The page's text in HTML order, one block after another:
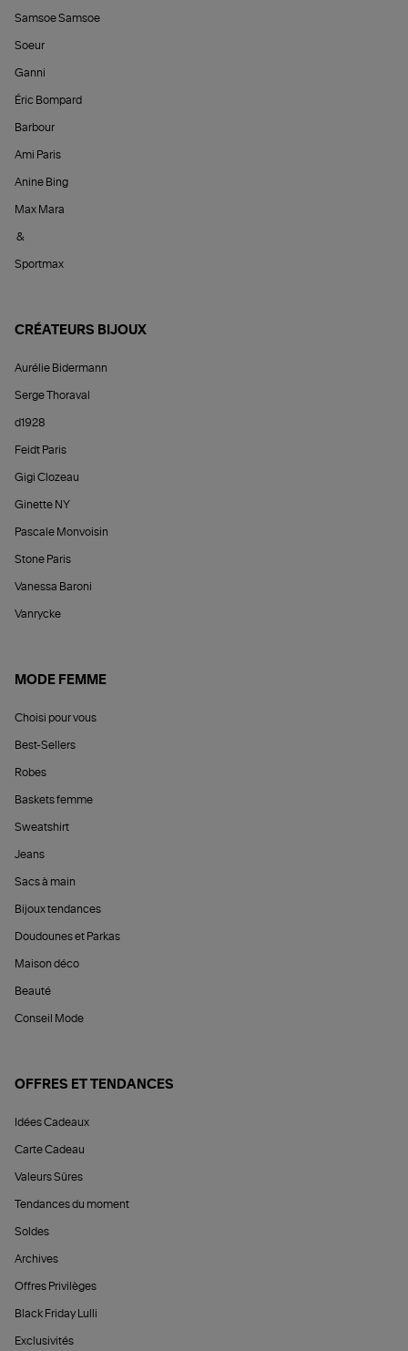
Samsoe Samsoe
Soeur
Ganni
Éric Bompard
Barbour
Ami Paris
Anine Bing
Max Mara
&
Sportmax
CRÉATEURS BIJOUX
Aurélie Bidermann
Serge Thoraval
d1928
Feidt Paris
Gigi Clozeau
Ginette NY
Pascale Monvoisin
Stone Paris
Vanessa Baroni
Vanrycke
MODE FEMME
Choisi pour vous
Best-Sellers
Robes
Baskets femme
Sweatshirt
Jeans
Sacs à main
Bijoux tendances
Doudounes et Parkas
Maison déco
Beauté
Conseil Mode
OFFRES ET TENDANCES
Idées Cadeaux
Carte Cadeau
Valeurs Sûres
Tendances du moment
Soldes
Archives
Offres Privilèges
Black Friday Lulli
Exclusivités